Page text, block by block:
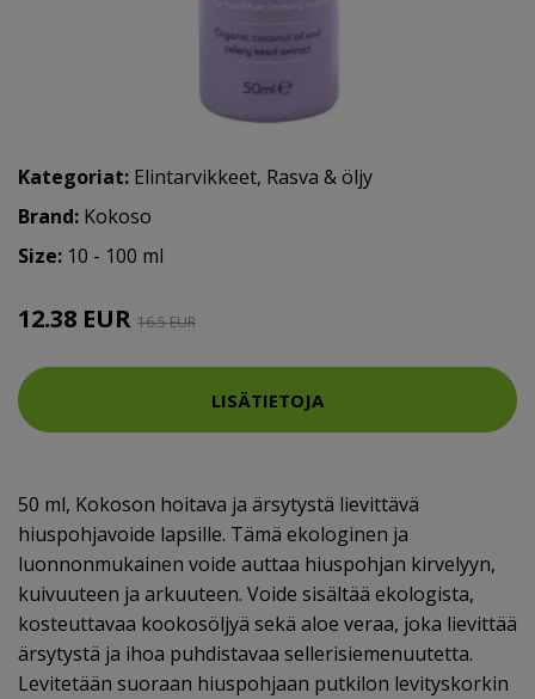
Kategoriat: Elintarvikkeet, Rasva & öljy
Brand: Kokoso
Size: 10 - 100 ml
12.38 EUR 16.5 EUR
LISÄTIETOJA
50 ml, Kokoson hoitava ja ärsytystä lievittävä
hiuspohjavoide lapsille. Tämä ekologinen ja
luonnonmukainen voide auttaa hiuspohjan kirvelyyn,
kuivuuteen ja arkuuteen. Voide sisältää ekologista,
kosteuttavaa kookosöljyä sekä aloe veraa, joka lievittää
ärsytystä ja ihoa puhdistavaa sellerisiemenuutetta.
Levitetään suoraan hiuspohjaan putkilon levityskorkin